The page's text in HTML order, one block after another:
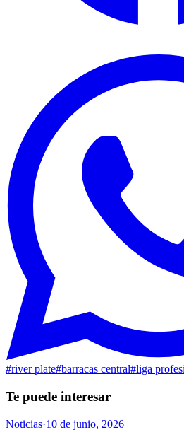
#river plate#barracas central#liga
Te puede interesar
Noticias·10 de junio, 2026